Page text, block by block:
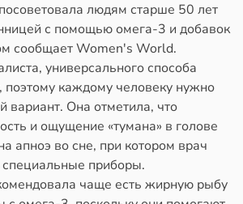
людям старше 50 лет
с помощью омега-3 и добавок
сообщает Women's World.
универсального способа
поэтому каждому человеку нужно
вариант. Она отметила, что
и ощущение «тумана» в голове
апноэ во сне, при котором врач
приборы.
чаще есть жирную рыбу